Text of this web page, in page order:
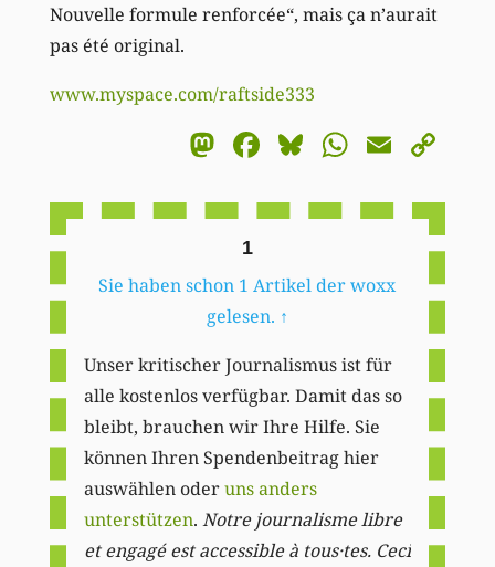
Nouvelle formule renforcée“, mais ça n’aurait
pas été original.
www.myspace.com/raftside333
Mastodon
Facebook
BlueskyEmail
1
Sie haben schon 1 Artikel der woxx
gelesen. ↑
Unser kritischer Journalismus ist für
alle kostenlos verfügbar. Damit das so
bleibt, brauchen wir Ihre Hilfe. Sie
können Ihren Spendenbeitrag hier
auswählen oderuns anders
unterstützen. Notre journalisme libre
et engagé est accessible à tous·tes. Ceci